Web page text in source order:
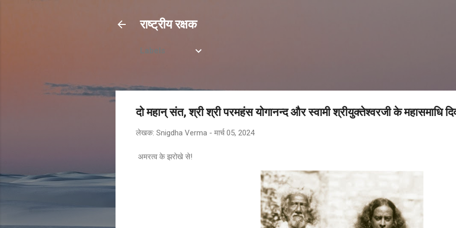
राष्ट्रीय रक्षक
Labels
दो महान्‌ संत, श्री श्री परमहंस योगानन्द और स्वामी श्रीयुक्तेश्वरजी के महासमाधि
लेखक: Snigdha Verma - मार्च 05, 2024
अमरत्व के झरोखे से!